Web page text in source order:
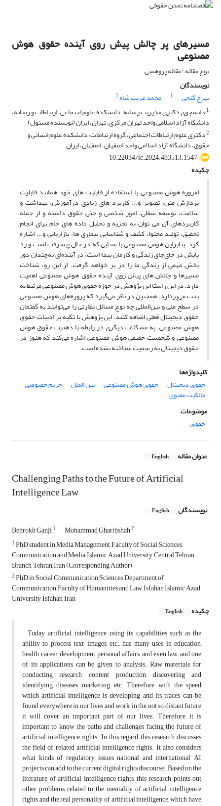
مسیرهای پر چالش پیش روی آینده حقوق هوش
مصنوعی
نوع مقاله : مقاله پژوهشی
نویسندگان
بهرخ گنجی
1 محمد غریب شاه2
1 دانشجوی دکتری مدیریت رسانه، دانشکده علوم اجتماعی، ارتباطات و رسانه،
دانشگاه آزاد اسلامی واحد تهران مرکزی، تهران، ایران (نویسنده مسئول)
2دکتری علوم ارتباطات اجتماعی، گروه ارتباطات، دانشکده علوم انسانی و
حقوق، دانشگاه آزاد اسلامی واحد اصفهان، اصفهان، ایران
10.22034/lc.2024.483513.1547
چکیده
امروزه هوش مصنوعی با استفاده از قابلیت های خود همانند قابلیت
پردازش متن، تصویر و... کاربرد های زیادی درآموزش، بهداشت و
سلامت، توسعه شغلی، امور شخصی و حتی حقوق داشته و از جمله
کاربردهای آن می توان به تجزیه و تحلیل داده های خام برای انجام
تحقیق، تولید محتوا، کشف و شناسایی بیماری ها، بازاریابی و... اشاره
کرد. بنابراین هوش مصنوعی با شتابی که در حال پیشرفت است و رد
پایش در جای‌جای زندگی و کارمان پیدا است، در آینده‌ای نه‌چندان دور
بخش مهمی از زندگی ما را در بر خواهد گرفت. از این رو، شناخت
مسیرها و چالش های پیش روی آینده حقوق هوش مصنوعی اهمیت
دارد. در این راستا این پژوهش در حوزه حقوق هوش مصنوعی مرتبط به
بحث می‌پردازد، همچنین در نظر می‌گیرد که پروژه‌های هوش مصنوعی
در سطح ملی و بین‌المللی چه نوع مسائل نظارتی را می‌توانند به گفتمان
حقوق دیجیتال فعلی اضافه کنند. این پژوهش با تکیه بر ادبیات حقوق
هوش مصنوعی، به مشکلات دیگری در رابطه با ذهنیت حقوق هوش
مصنوعی و شخصیت حقیقی هوش مصنوعی اشاره می‌کند که هنوز در
حقوق دیجیتال به رسمیت شناخته نشده است.
کلیدواژه‌ها
حقوق دیجیتال
حقوق هوش مصنوعی بین الملل حریم خصوصی
مالکیت معنوی
موضوعات
حقوق
عنوان مقاله English
Challenging Paths to the Future of Artificial
Intelligence Law
نویسندگان English
Behrokh Ganji1 Mohammad Gharibshah2
1PhD student in Media Management, Faculty of Social Sciences,
Communication and Media, Islamic Azad University, Central Tehran
Branch, Tehran, Iran (Corresponding Author)
2PhD in Social Communication Sciences, Department of
Communication, Faculty of Humanities and Law, Isfahan Islamic Azad
University, Isfahan, Iran
چکیده
English
Today, artificial intelligence, using its capabilities such as the
ability to process text, images, etc., has many uses in education,
health, career development, personal affairs, and even law, and one
of its applications can be given to analysis. Raw materials for
conducting research, content production, discovering and
identifying diseases, marketing, etc. Therefore, with the speed
which artificial intelligence is developing and its traces can be
found everywhere in our lives and work, in the not so distant future
it will cover an important part of our lives. Therefore, it is
important to know the paths and challenges facing the future of
artificial intelligence rights. In this regard, this research discusses
the field of related artificial intelligence rights. It also considers
what kinds of regulatory issues national and international AI
projects can add to the current digital rights discourse. Based on the
literature of artificial intelligence rights, this research points out
other problems related to the mentality of artificial intelligence
rights and the real personality of artificial intelligence, which have